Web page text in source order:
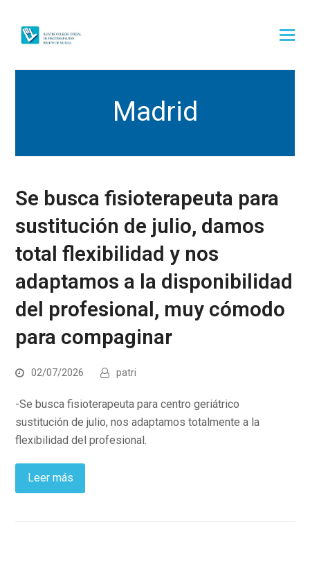
Madrid
Se busca fisioterapeuta para
sustitución de julio, damos
total flexibilidad y nos
adaptamos a la disponibilidad
del profesional, muy cómodo
para compaginar
02/07/2026 patri
-Se busca fisioterapeuta para centro geriátrico
sustitución de julio, nos adaptamos totalmente a la
flexibilidad del profesional.
Leer más